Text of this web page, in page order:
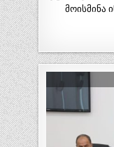
მოისმინა